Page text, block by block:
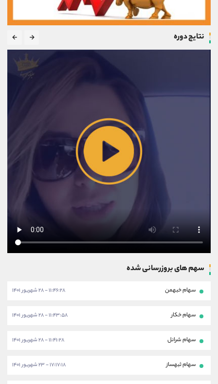
نتایج دوره
سهم های بروزرسانی شده
سهام خبهمن ۱۱:۴۶:۲۸ - ۲۸ شهریور ۱۴۰۱
سهام خکار ۱۱:۴۳:۵۸ - ۲۸ شهریور ۱۴۰۱
سهام شرانل ۱۱:۴۱:۲۸ - ۲۸ شهریور ۱۴۰۱
سهام ثبهساز ۱۷:۱۷:۱۸ - ۲۳ شهریور ۱۴۰۱